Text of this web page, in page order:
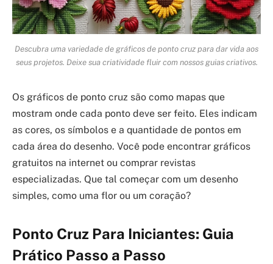
Descubra uma variedade de gráficos de ponto cruz para dar vida aos
seus projetos. Deixe sua criatividade fluir com nossos guias criativos.
Os gráficos de ponto cruz são como mapas que
mostram onde cada ponto deve ser feito. Eles indicam
as cores, os símbolos e a quantidade de pontos em
cada área do desenho. Você pode encontrar gráficos
gratuitos na internet ou comprar revistas
especializadas. Que tal começar com um desenho
simples, como uma flor ou um coração?
Ponto Cruz Para Iniciantes: Guia
Prático Passo a Passo